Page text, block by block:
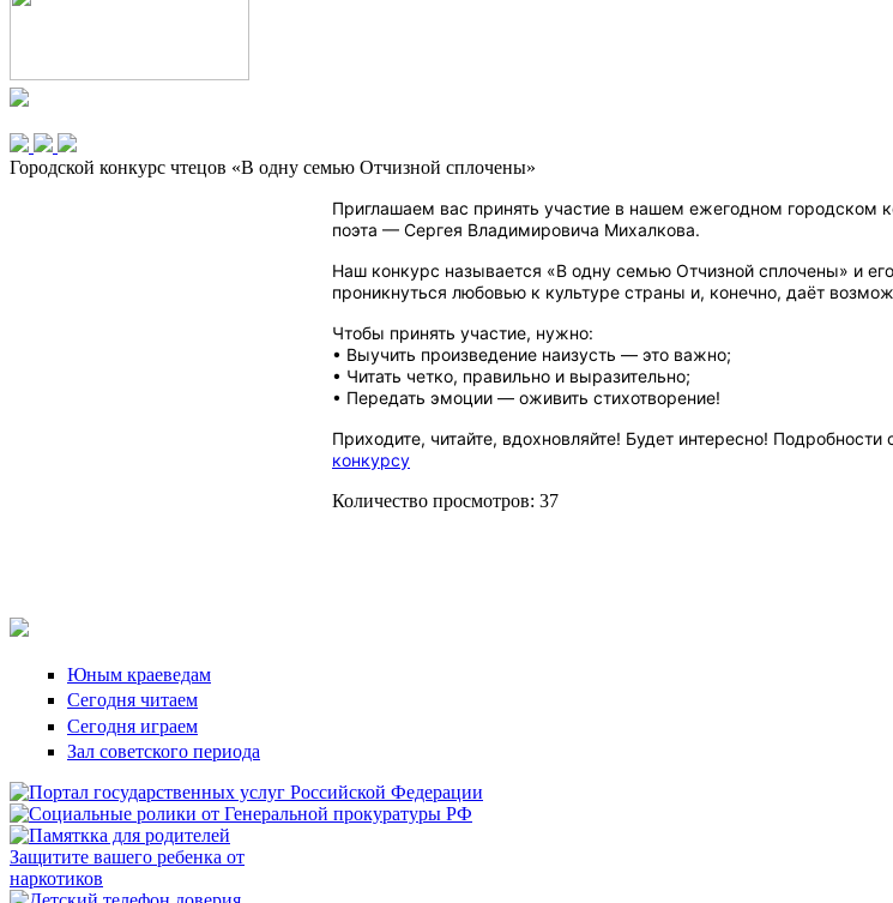
Городской конкурс чтецов «В одну семью Отчизной сплочены»
Приглашаем вас принять участие в нашем ежегодном городском
поэта — Сергея Владимировича Михалкова.
Наш конкурс называется «В одну семью Отчизной сплочены» и
проникнуться любовью к культуре страны и, конечно, даёт
Чтобы принять участие, нужно:
• Выучить произведение наизусть — это важно;
• Читать четко, правильно и выразительно;
• Передать эмоции — оживить стихотворение!
Приходите, читайте, вдохновляйте! Будет интересно!
конкурсу
Количество просмотров: 37
Юным краеведам
Сегодня читаем
Сегодня играем
Зал советского периода